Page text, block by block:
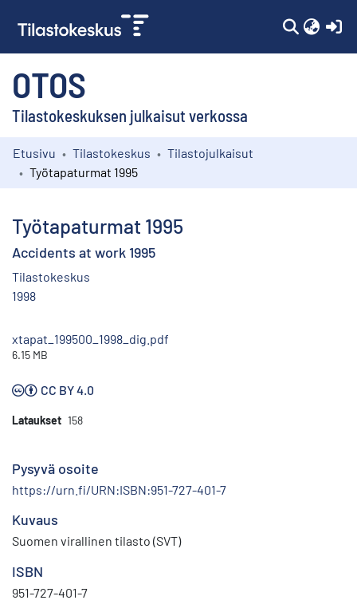
OTOS
Tilastokeskuksen julkaisut verkossa
Kokoelmat
Etusivu Tilastokeskus
Tilastojulkaisut
Työtapaturmat 1995
Työtapaturmat 1995
Accidents at work 1995
Tilastokeskus
1998
xtapat_199500_1998_dig.pdf
6.15 MB
CC BY 4.0
Lataukset 158
Pysyvä osoite
https://urn.fi/URN:ISBN:951-727-401-7
Kuvaus
Suomen virallinen tilasto (SVT)
ISBN
951-727-401-7